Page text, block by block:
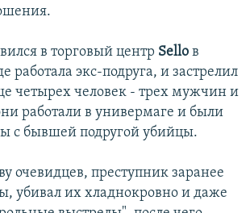
в торговый центр Sello в
работала экс-подруга, и застрелил
четырех человек - трех мужчин и
работали в универмаге и были
с бывшей подругой убийцы.
очевидцев, преступник заранее
убивал их хладнокровно и даже